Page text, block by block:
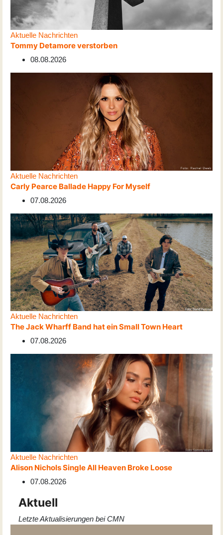
Aktuelle Nachrichten
Tommy Detamore verstorben
08.08.2026
Aktuelle Nachrichten
Carly Pearce Ballade Happy For Myself
07.08.2026
Aktuelle Nachrichten
The Jack Wharff Band hat ein Small Town Heart
07.08.2026
Aktuelle Nachrichten
Alison Nichols Single All Heaven Broke Loose
07.08.2026
Aktuell
Letzte Aktualisierungen bei CMN